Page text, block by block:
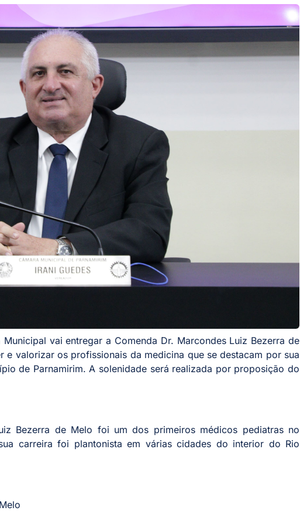
vai entregar a Comenda Dr. Marcondes Luiz Bezerra de
valorizar os profissionais da medicina que se destacam por sua
de Parnamirim. A solenidade será realizada por proposição do
Bezerra de Melo foi um dos primeiros médicos pediatras no
carreira foi plantonista em várias cidades do interior do Rio